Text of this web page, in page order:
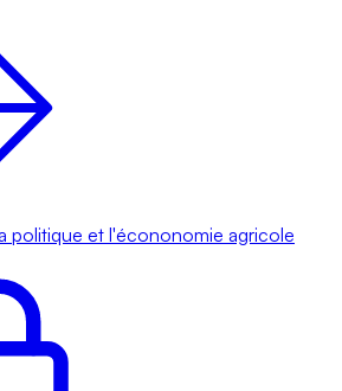
politique et l'écononomie agricole